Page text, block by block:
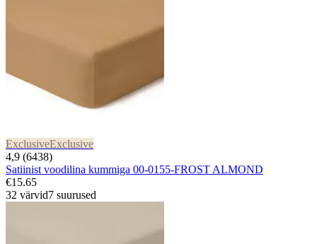
ExclusiveExclusive
4,9 (6438)
Satiinist voodilina kummiga 00-0155-FROST ALMOND
€15.65
32 värvid7 suurused